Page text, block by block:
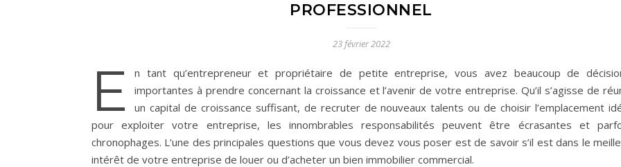
PROFESSIONNEL
23 février 2022
E
n tant qu’entrepreneur et propriétaire de petite entreprise, vous avez beaucoup de
importantes à prendre concernant la croissance et l’avenir de votre entreprise. Qu’il s’agisse de
un capital de croissance suffisant, de recruter de nouveaux talents ou de choisir l’emplacement
pour exploiter votre entreprise, les innombrables responsabilités peuvent être écrasantes et
chronophages. L’une des principales questions que vous devez vous poser est de savoir s’il est dans le
intérêt de votre entreprise de louer ou d’acheter un bien immobilier commercial.